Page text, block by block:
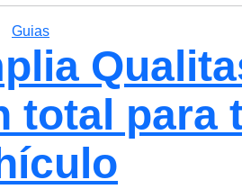
Categorías
Guias
total para